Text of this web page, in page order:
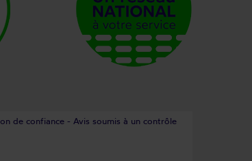
de confiance - Avis soumis à un contrôle